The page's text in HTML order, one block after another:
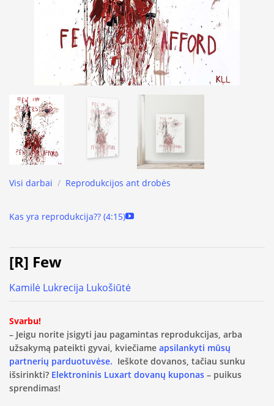
Visi darbai / Reprodukcijos ant drobės
Kas yra reprodukcija?? (4:15)
[R] Few
Kamilė Lukrecija Lukošiūtė
Svarbu!
– Jeigu norite įsigyti jau pagamintas reprodukcijas, arba
užsakymą pateikti gyvai, kviečiame apsilankyti mūsų
partnerių parduotuvėse. Ieškote dovanos, tačiau sunku
išsirinkti? Elektroninis Luxart dovanų kuponas – puikus
sprendimas!